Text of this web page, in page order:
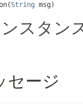
String msg)
スタン
ージ